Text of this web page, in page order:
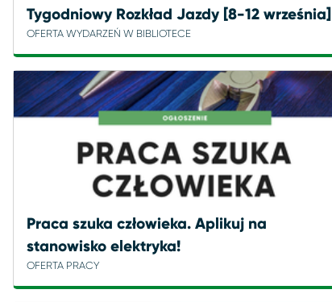
Tygodniowy Rozkład Jazdy [8-12 września]
OFERTA WYDARZEŃ W BIBLIOTECE
Praca szuka człowieka. Aplikuj na
stanowisko elektryka!
OFERTA PRACY